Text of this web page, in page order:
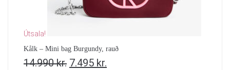
Útsala!
Kålk – Mini bag Burgundy, rauð
14.990kr. 7.495 kr.